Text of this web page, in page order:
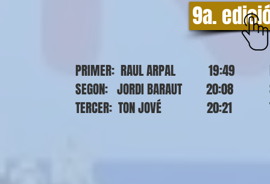
9a.
PRIMER: RAUL ARPAL 19:49
SEGON: JORDI BARAUT 20:08
TERCER: TON JOVÉ 20:21